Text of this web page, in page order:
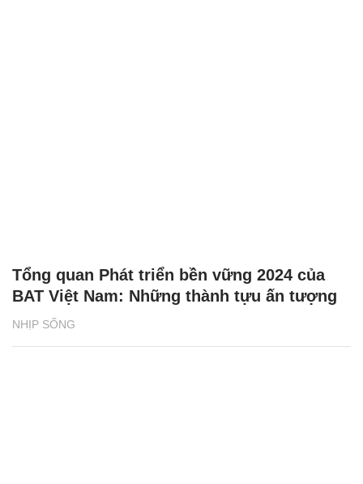
NHỊP SỐNG
Tổng quan Phát triển bền vững 2024 của
BAT Việt Nam: Những thành tựu ấn tượng